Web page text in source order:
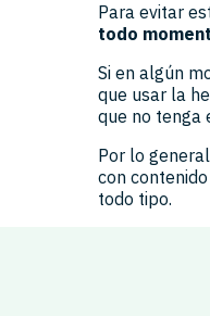
Para evitar
todo
Si en algún
que usar la
que no tenga
Por lo
con
todo tipo.